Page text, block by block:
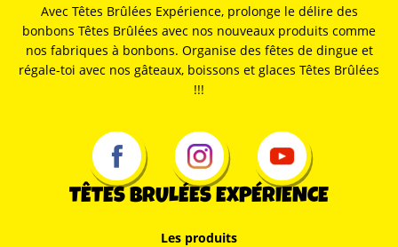
Avec Têtes Brûlées Expérience, prolonge le délire des
bonbons Têtes Brûlées avec nos nouveaux produits comme
nos fabriques à bonbons. Organise des fêtes de dingue et
régale-toi avec nos gâteaux, boissons et glaces Têtes Brûlées
!!!
TÊTES BRULÉES EXPÉRIENCE
Les produits